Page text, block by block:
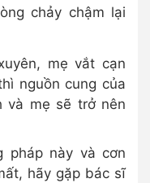
chảy chậm lại
mẹ vắt cạn
nguồn cung của
và mẹ sẽ trở nên
pháp này và cơn
hãy gặp bác sĩ